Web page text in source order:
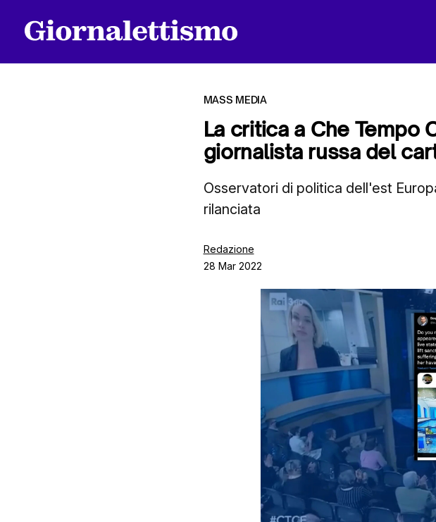
MASS MEDIA
La critica a Che Tempo
giornalista russa del
Osservatori di politica dell'est
rilanciata
Redazione
28 Mar 2022